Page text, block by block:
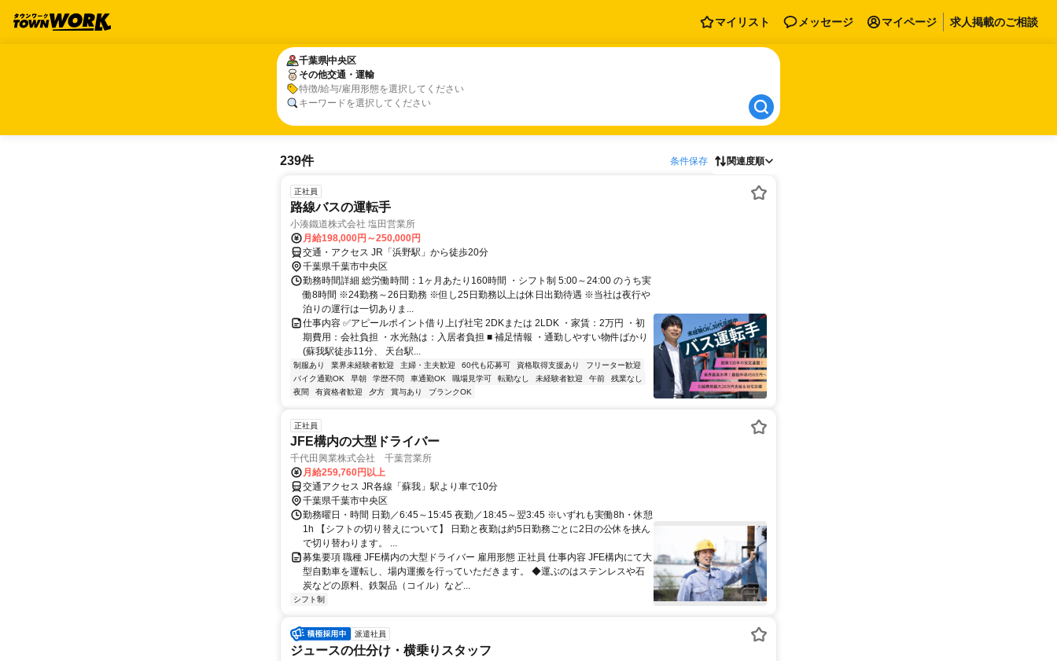
マイリスト メッセージ マイページ 求人掲載のご相談
千葉県中央区
その他交通・運輸
特徴/給与/雇用形態を選択してください
キーワードを選択してください
千葉県中央区
その他交通・運輸
239件 条件保存 関連度順
正社員
路線バスの運転手
小湊鐵道株式会社 塩田営業所
月給198,000円～250,000円
交通・アクセス JR「浜野駅」から徒歩20分
千葉県千葉市中央区
勤務時間詳細 総労働時間：1ヶ月あたり160時間 ・シフト制 5:00～24:00 のうち実
働8時間 ※24勤務～26日勤務 ※但し25日勤務以上は休日出勤待遇 ※当社は夜行や
泊りの運行は一切ありま...
仕事内容 ✅アピールポイント借り上げ社宅 2DKまたは 2LDK ・家賃：2万円 ・初
期費用：会社負担 ・水光熱は：入居者負担 ■ 補足情報 ・通勤しやすい物件ばかり
(蘇我駅徒歩11分、 天台駅...
制服あり 業界未経験者歓迎 主婦・主夫歓迎 60代も応募可 資格取得支援あり
フリーター歓迎
バイク通勤OK
早朝 学歴不問 車通勤OK 職場見学可 転勤なし 未経験者歓迎 午前
残業なし
夜間
有資格者歓迎 夕方 賞与あり ブランクOK
正社員
JFE構内の大型ドライバー
千代田興業株式会社 千葉営業所
月給259,760円以上
交通アクセス JR各線「蘇我」駅より車で10分
千葉県千葉市中央区
勤務曜日・時間 日勤／6:45～15:45 夜勤／18:45～翌3:45 ※いずれも実働8h・休憩
1h 【シフトの切り替えについて】 日勤と夜勤は約5日勤務ごとに2日の公休を挟ん
で切り替わります。 ...
募集要項 職種 JFE構内の大型ドライバー 雇用形態 正社員 仕事内容 JFE構内にて大
型自動車を運転し、場内運搬を行っていただきます。 ◆運ぶのはステンレスや石
炭などの原料、鉄製品（コイル）など...
シフト制
派遣社員
ジュースの仕分け・横乗りスタッフ